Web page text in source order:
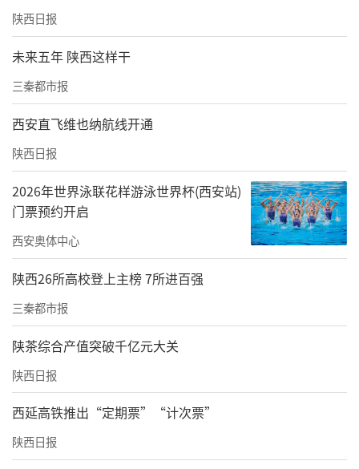
陕西日报
未来五年 陕西这样干
三秦都市报
西安直飞维也纳航线开通
陕西日报
2026年世界泳联花样游泳世界杯(西安站)
门票预约开启
西安奥体中心
陕西26所高校登上主榜 7所进百强
三秦都市报
陕茶综合产值突破千亿元大关
陕西日报
西延高铁推出“定期票”“计次票”
陕西日报